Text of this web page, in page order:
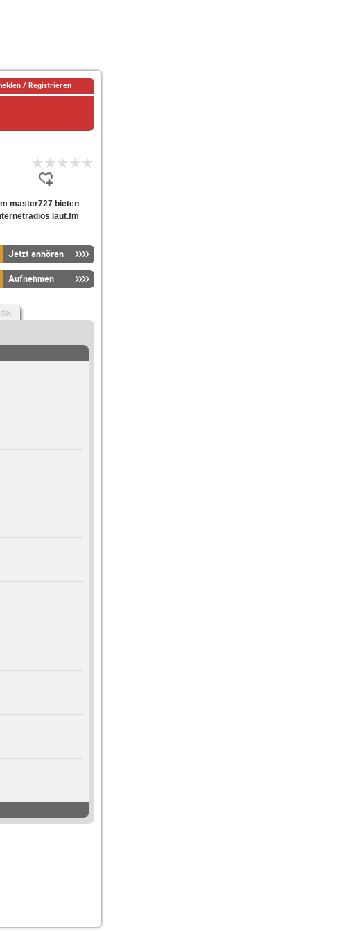
/ Registrieren
master727 bieten
laut.fm
Jetzt anhören
Aufnehmen